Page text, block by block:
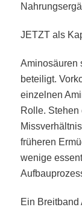
JETZT als
Aminosäuren
beteiligt.
einzelnen
Rolle.
früheren
wenige
Ein Breitband